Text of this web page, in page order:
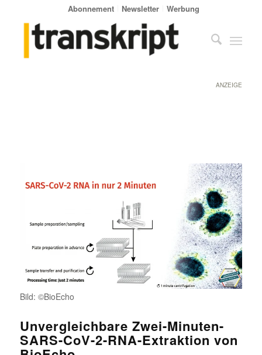
Abonnement Newsletter Werbung
ANZEIGE
Bild: ©BioEcho
Unvergleichbare Zwei-Minuten-
SARS-CoV-2-RNA-Extraktion von